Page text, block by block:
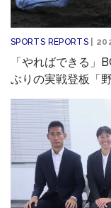
SPORTS REPORTS |
「やればできる」
ぶりの実戦登板「